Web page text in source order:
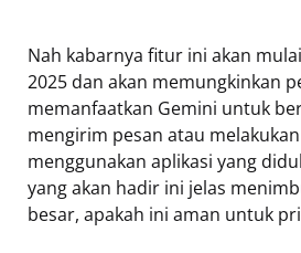
Nah kabarnya fitur ini akan
2025 dan akan memungkinkan
memanfaatkan Gemini untuk
mengirim pesan atau
menggunakan aplikasi yang
yang akan hadir ini jelas
besar, apakah ini aman untuk